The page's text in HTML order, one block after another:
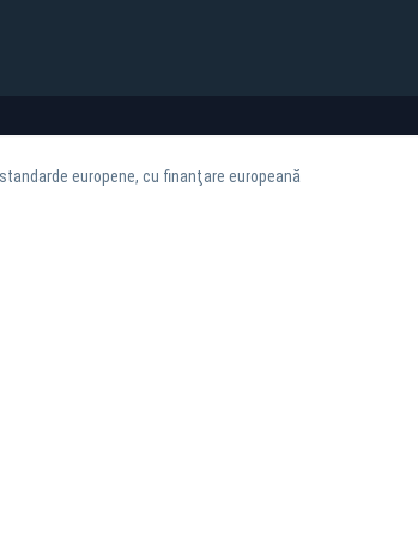
europene, cu finanţare europeană